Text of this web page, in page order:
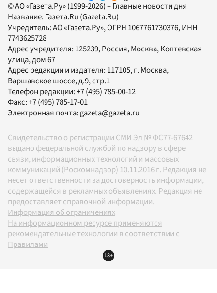
© АО «Газета.Ру» (1999-2026) – Главные новости дня
Название: Газета.Ru (Gazeta.Ru)
Учредитель:АО «Газета.Ру», ОГРН 1067761730376, ИНН
7743625728
Адрес учредителя: 125239, Россия, Москва, Коптевская
улица, дом 67
Адрес редакции и издателя: 117105, г. Москва,
Варшавское шоссе, д.9, стр.1
Телефон редакции:+7 (495) 785-00-12
Факс:+7 (495) 785-17-01
Электронная почта:gazeta@gazeta.ru
Свидетельство о регистрации СМИ Эл № ФС77-67642
выдано федеральной службой по надзору в сфере
связи, информационных технологий и массовых
коммуникаций (Роскомнадзор) 10.11.2016 г. Редакция не
несет ответственности за достоверность информации,
содержащейся в рекламных объявлениях. Редакция не
предоставляет справочной информации.
Информация об ограничениях
На информационном ресурсе применяются
рекомендательные технологии в соответствии с
Правилами
18+